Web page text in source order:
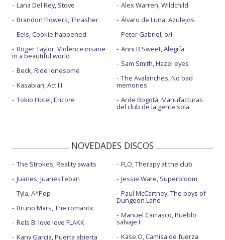
Lana Del Rey, Stove
Brandon Flowers, Thrasher
Eels, Cookie happened
Roger Taylor, Violence insane
in a beautiful world
Beck, Ride lonesome
Kasabian, Act III
Tokio Hotel, Encore
Alex Warren, Wildchild
Álvaro de Luna, Azulejos
Peter Gabriel, o/i
Anni B Sweet, Alegría
Sam Smith, Hazel eyes
The Avalanches, No bad
memories
Arde Bogotá, Manufacturas
del club de la gente sola
NOVEDADES DISCOS
The Strokes, Reality awaits
Juanes, JuanesTeban
Tyla, A*Pop
Bruno Mars, The romantic
Rels B: love love FLAKK
Kany García, Puerta abierta
FLO, Therapy at the club
Jessie Ware, Superbloom
Paul McCartney, The boys of
Dungeon Lane
Manuel Carrasco, Pueblo
salvaje I
Kase.O, Camisa de fuerza